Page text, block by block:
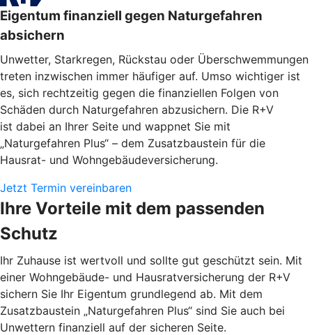
Eigentum finanziell gegen Naturgefahren
absichern
Unwetter, Starkregen, Rückstau oder Überschwemmungen
treten inzwischen immer häufiger auf. Umso wichtiger ist
es, sich rechtzeitig gegen die finanziellen Folgen von
Schäden durch Naturgefahren abzusichern. Die R+V
ist dabei an Ihrer Seite und wappnet Sie mit
„Naturgefahren Plus“ – dem Zusatzbaustein für die
Hausrat- und Wohngebäudeversicherung.
Jetzt Termin vereinbaren
Ihre Vorteile mit dem passenden
Schutz
Ihr Zuhause ist wertvoll und sollte gut geschützt sein. Mit
einer Wohngebäude- und Hausratversicherung der R+V
sichern Sie Ihr Eigentum grundlegend ab. Mit dem
Zusatzbaustein „Naturgefahren Plus“ sind Sie auch bei
Unwettern finanziell auf der sicheren Seite.